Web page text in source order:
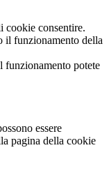
cookie consentire.
il funzionamento della
funzionamento potete
essere
pagina della cookie